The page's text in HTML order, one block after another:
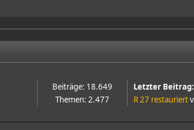
Beiträge: 18.649
Themen: 2.477
Letzter Beitrag:
R 27 restauriert